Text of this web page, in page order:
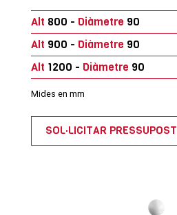
Alt 800 - Diàmetre 90
Alt 900 - Diàmetre 90
Alt 1200 - Diàmetre 90
Mides en mm
SOL·LICITAR PRESSUPOST